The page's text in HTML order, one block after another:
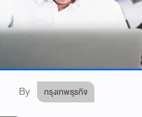
By กรุงเทพธุรกิจ